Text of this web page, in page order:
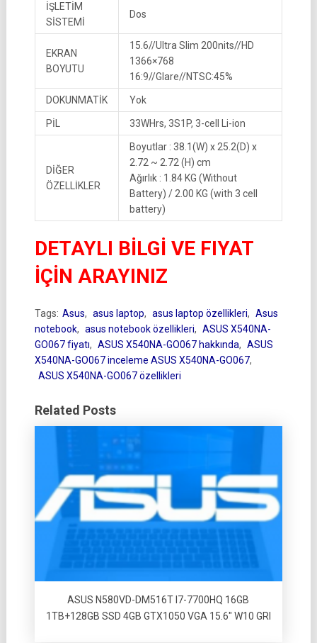
İŞLETİM
SİSTEMİ
Dos
EKRAN
BOYUTU
15.6//Ultra Slim 200nits//HD
1366×768
16:9//Glare//NTSC:45%
DOKUNMATİK Yok
PİL 33WHrs, 3S1P, 3-cell Li-ion
DİĞER
ÖZELLİKLER
Boyutlar : 38.1(W) x 25.2(D) x
2.72 ~ 2.72 (H) cm
Ağırlık : 1.84 KG (Without
Battery) / 2.00 KG (with 3 cell
battery)
DETAYLI BİLGİ VE FIYAT
İÇİN ARAYINIZ
Tags: Asus, asus laptop, asus laptop özellikleri, Asus
notebook, asus notebook özellikleri, ASUS X540NA-
GO067 fiyatı, ASUS X540NA-GO067 hakkında, ASUS
X540NA-GO067 inceleme ASUS X540NA-GO067,
ASUS X540NA-GO067 özellikleri
Related Posts
ASUS N580VD-DM516T I7-7700HQ 16GB
1TB+128GB SSD 4GB GTX1050 VGA 15.6″ W10 GRI